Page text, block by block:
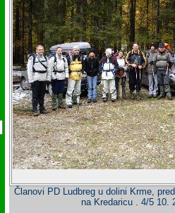
Članovi PD Ludbreg u dolini Krme,
na Kredaricu . 4/5 10.